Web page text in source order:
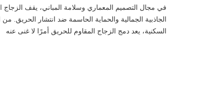
في مجال التصميم المعماري وسلامة المباني، يقف
الجاذبية الجمالية والحماية الحاسمة ضد انتشار الحريق. من
السكنية، يعد دمج الزجاج المقاوم للحريق أمرًا لا غنى عنه